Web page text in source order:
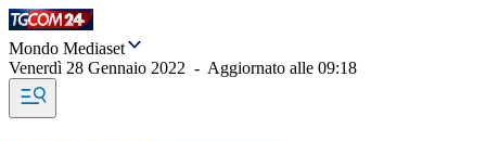
Mondo Mediaset
Venerdì 28 Gennaio 2022 - Aggiornato alle 09:18